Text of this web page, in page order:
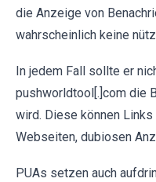
die Anzeige von
wahrscheinlich keine
In jedem Fall sollte er
pushworldtool[.]com die
wird. Diese können
Webseiten, dubiosen
PUAs setzen auch